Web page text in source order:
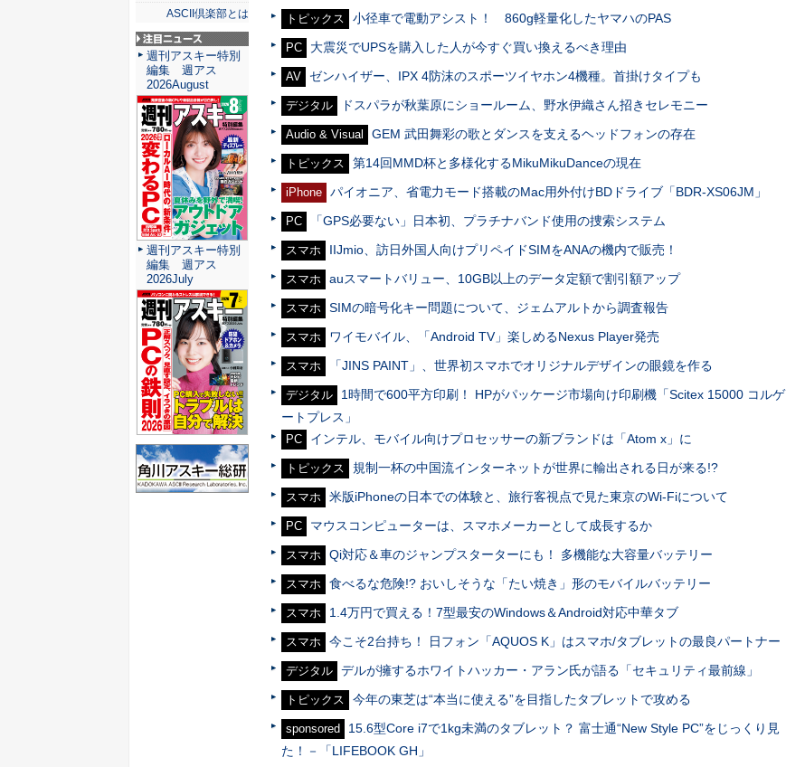
トピックス 小径車で電動アシスト！ 860g軽量化したヤマハのPAS
PC 大震災でUPSを購入した人が今すぐ買い換えるべき理由
AV ゼンハイザー、IPX 4防沫のスポーツイヤホン4機種。首掛けタイプも
デジタル ドスパラが秋葉原にショールーム、野水伊織さん招きセレモニー
Audio & Visual GEM 武田舞彩の歌とダンスを支えるヘッドフォンの存在
トピックス 第14回MMD杯と多様化するMikuMikuDanceの現在
iPhone パイオニア、省電力モード搭載のMac用外付けBDドライブ「BDR-XS06JM」
PC 「GPS必要ない」日本初、プラチナバンド使用の捜索システム
スマホ IIJmio、訪日外国人向けプリペイドSIMをANAの機内で販売！
スマホ auスマートバリュー、10GB以上のデータ定額で割引額アップ
スマホ SIMの暗号化キー問題について、ジェムアルトから調査報告
スマホ ワイモバイル、「Android TV」楽しめるNexus Player発売
スマホ 「JINS PAINT」、世界初スマホでオリジナルデザインの眼鏡を作る
デジタル
1時間で600平方印刷！ HPがパッケージ市場向け印刷機「Scitex 15000 コルゲ
ートプレス」
PC インテル、モバイル向けプロセッサーの新ブランドは「Atom x」に
トピックス 規制一杯の中国流インターネットが世界に輸出される日が来る!?
スマホ 米版iPhoneの日本での体験と、旅行客視点で見た東京のWi-Fiについて
PC マウスコンピューターは、スマホメーカーとして成長するか
スマホ Qi対応＆車のジャンプスターターにも！ 多機能な大容量バッテリー
スマホ 食べるな危険!? おいしそうな「たい焼き」形のモバイルバッテリー
スマホ 1.4万円で買える！7型最安のWindows＆Android対応中華タブ
スマホ 今こそ2台持ち！ 日フォン「AQUOS K」はスマホ/タブレットの最良パートナー
デジタル デルが擁するホワイトハッカー・アラン氏が語る「セキュリティ最前線」
トピックス 今年の東芝は“本当に使える”を目指したタブレットで攻める
sponsored
15.6型Core i7で1kg未満のタブレット？ 富士通“New Style PC”をじっくり見
た！－「LIFEBOOK GH」
ASCII倶楽部とは
注目ニュース
週刊アスキー特別
編集 週アス
2026August
週刊アスキー特別
編集 週アス
2026July